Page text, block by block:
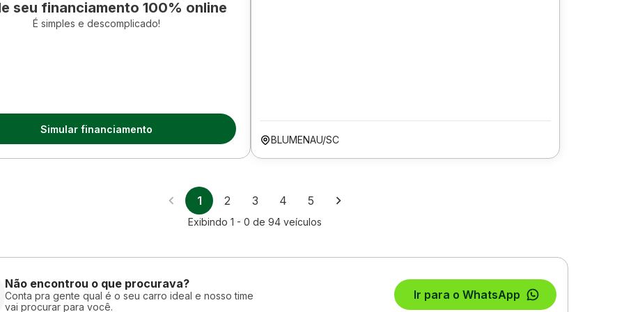
seu financiamento 100% online
É simples e descomplicado!
Simular financiamento
BLUMENAU/SC
1 2 3 4 5
Exibindo 1 - 0 de 94 veículos
Não encontrou o que procurava?
Conta pra gente qual é o seu carro ideal e nosso time
vai procurar para você.
Ir para o WhatsApp